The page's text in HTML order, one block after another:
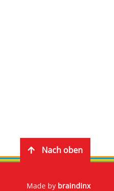
Nach oben
Made by braindinx